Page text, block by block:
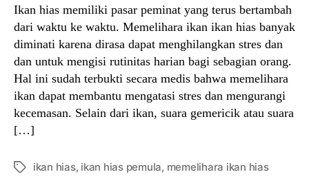
Ikan hias memiliki pasar peminat yang terus bertambah
dari waktu ke waktu. Memelihara ikan ikan hias banyak
diminati karena dirasa dapat menghilangkan stres dan
dan untuk mengisi rutinitas harian bagi sebagian orang.
Hal ini sudah terbukti secara medis bahwa memelihara
ikan dapat membantu mengatasi stres dan mengurangi
kecemasan. Selain dari ikan, suara gemericik atau suara
[…]
Tagsikan hias, ikan hias pemula, memelihara ikan hias